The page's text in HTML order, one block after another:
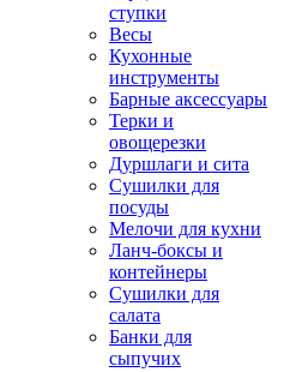
ступки
Весы
Кухонные
инструменты
Барные аксессуары
Терки и
овощерезки
Дуршлаги и сита
Сушилки для
посуды
Мелочи для кухни
Ланч-боксы и
контейнеры
Сушилки для
салата
Банки для
сыпучих